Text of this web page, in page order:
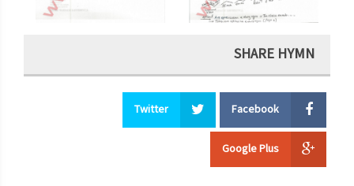
SHARE HYMN
Facebook
Twitter
Google Plus